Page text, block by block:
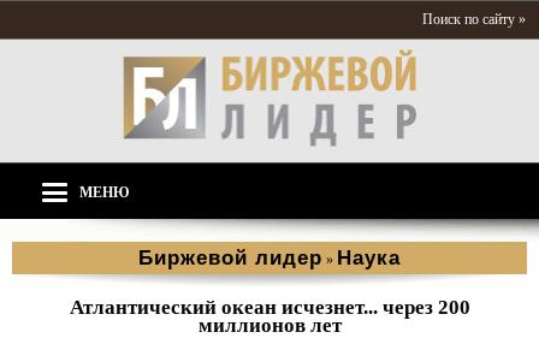
Поиск по сайту »
МЕНЮ
Биржевой лидер » Наука
Атлантический океан исчезнет... через 200
миллионов лет